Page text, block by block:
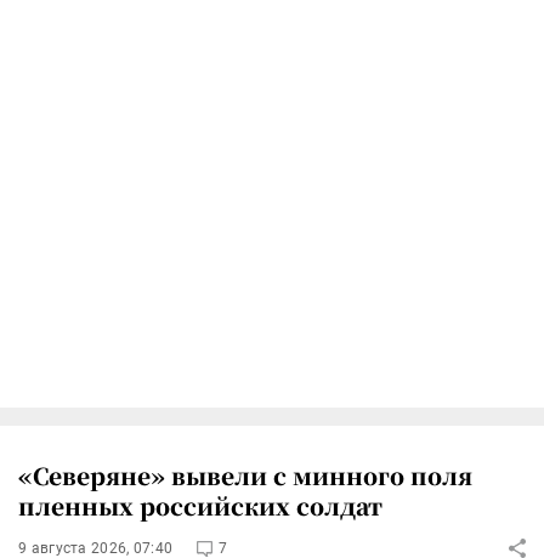
«Северяне» вывели с минного поля
пленных российских солдат
9 августа 2026, 07:40 7